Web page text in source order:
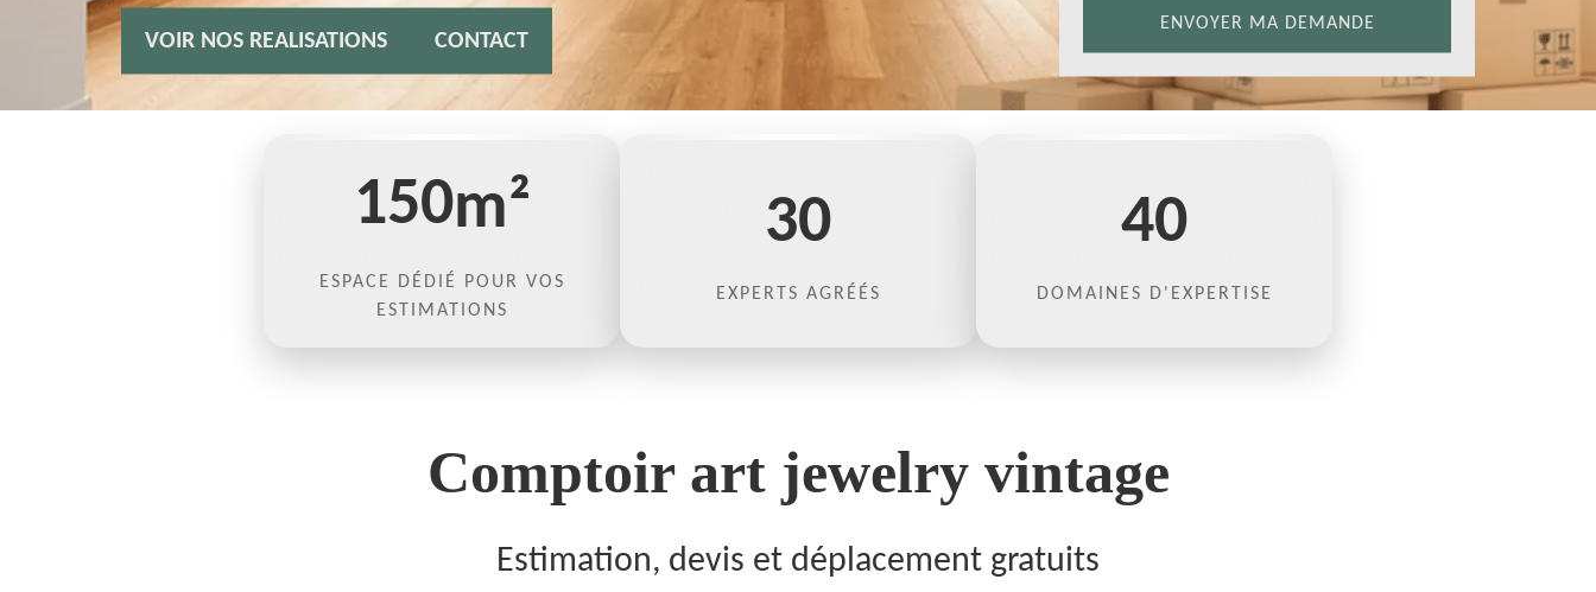
VOIR NOS REALISATIONS CONTACT
150m²
ESPACE DÉDIÉ POUR VOS
ESTIMATIONS
30
EXPERTS AGRÉÉS
40
DOMAINES D'EXPERTISE
Comptoir art jewelry vintage
Estimation, devis et déplacement gratuits